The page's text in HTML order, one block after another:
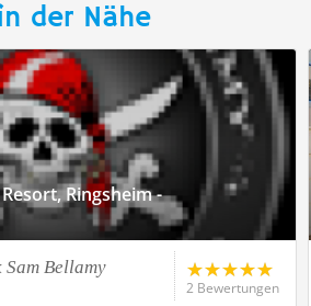
der Nähe
Ringsheim -
Bellamy
2 Bewertungen